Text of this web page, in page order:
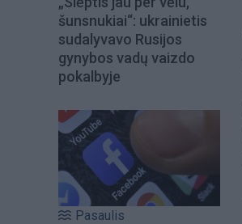
šunsnukiai“: ukrainietis
sudalyvavo Rusijos
gynybos vadų vaizdo
pokalbyje
Pasaulis